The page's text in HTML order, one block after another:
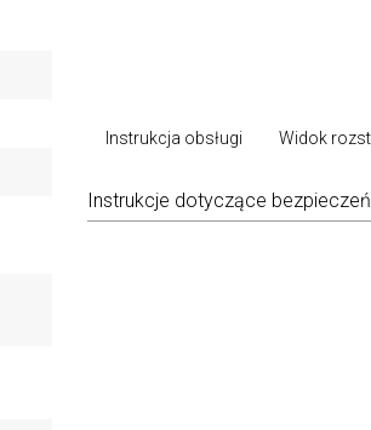
Instrukcja obsługi Widok
Instrukcje dotyczące